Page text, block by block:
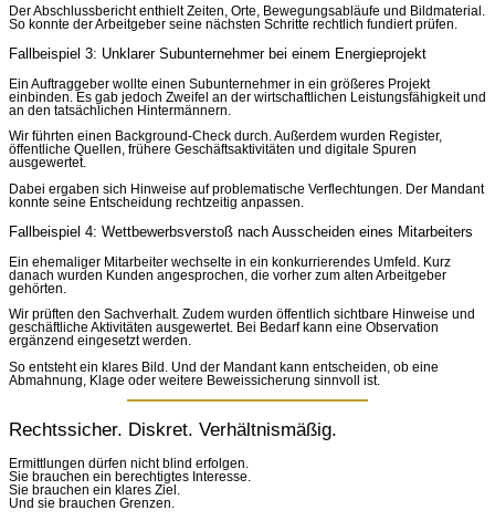
Der Abschlussbericht enthielt Zeiten, Orte, Bewegungsabläufe und Bildmaterial.
So konnte der Arbeitgeber seine nächsten Schritte rechtlich fundiert prüfen.
Fallbeispiel 3: Unklarer Subunternehmer bei einem Energieprojekt
Ein Auftraggeber wollte einen Subunternehmer in ein größeres Projekt
einbinden. Es gab jedoch Zweifel an der wirtschaftlichen Leistungsfähigkeit und
an den tatsächlichen Hintermännern.
Wir führten einen Background-Check durch. Außerdem wurden Register,
öffentliche Quellen, frühere Geschäftsaktivitäten und digitale Spuren
ausgewertet.
Dabei ergaben sich Hinweise auf problematische Verflechtungen. Der Mandant
konnte seine Entscheidung rechtzeitig anpassen.
Fallbeispiel 4: Wettbewerbsverstoß nach Ausscheiden eines Mitarbeiters
Ein ehemaliger Mitarbeiter wechselte in ein konkurrierendes Umfeld. Kurz
danach wurden Kunden angesprochen, die vorher zum alten Arbeitgeber
gehörten.
Wir prüften den Sachverhalt. Zudem wurden öffentlich sichtbare Hinweise und
geschäftliche Aktivitäten ausgewertet. Bei Bedarf kann eine Observation
ergänzend eingesetzt werden.
So entsteht ein klares Bild. Und der Mandant kann entscheiden, ob eine
Abmahnung, Klage oder weitere Beweissicherung sinnvoll ist.
Rechtssicher. Diskret. Verhältnismäßig.
Ermittlungen dürfen nicht blind erfolgen.
Sie brauchen ein berechtigtes Interesse.
Sie brauchen ein klares Ziel.
Und sie brauchen Grenzen.